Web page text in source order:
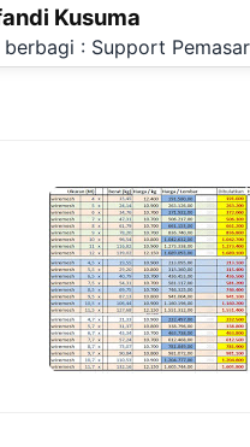
Kusuma
: Support